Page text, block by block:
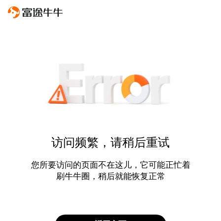
访问频繁，请稍后重试
您所要访问的页面不在这儿，它可能正忙着
刷牛牛圈，稍后就能恢复正常